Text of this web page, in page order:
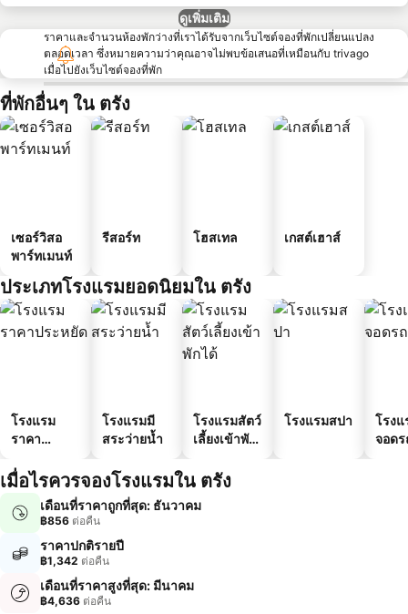
ดูเพิ่มเติม
ราคาและจำนวนห้องพักว่างที่เราได้รับจากเว็บไซต์จองที่พักเปลี่ยนแปลง
ตลอดเวลา ซึ่งหมายความว่าคุณอาจไม่พบข้อเสนอที่เหมือนกับ trivago
เมื่อไปยังเว็บไซต์จองที่พัก
ที่พักอื่นๆ ใน ตรัง
เซอร์วิสอ
พาร์ทเมนท์
รีสอร์ท โฮสเทล เกสต์เฮาส์
ประเภทโรงแรมยอดนิยมใน ตรัง
โรงแรม
ราคา
โรงแรมมี
สระว่ายน้ำ
โรงแรมสัตว์
เลี้ยงเข้าพัก
โรงแรมสปา
โรง
จอดร
เมื่อไรควรจองโรงแรมใน ตรัง
เดือนที่ราคาถูกที่สุด: ธันวาคม
฿856 ต่อคืน
ราคาปกติรายปี
฿1,342 ต่อคืน
เดือนที่ราคาสูงที่สุด: มีนาคม
฿4,636 ต่อคืน